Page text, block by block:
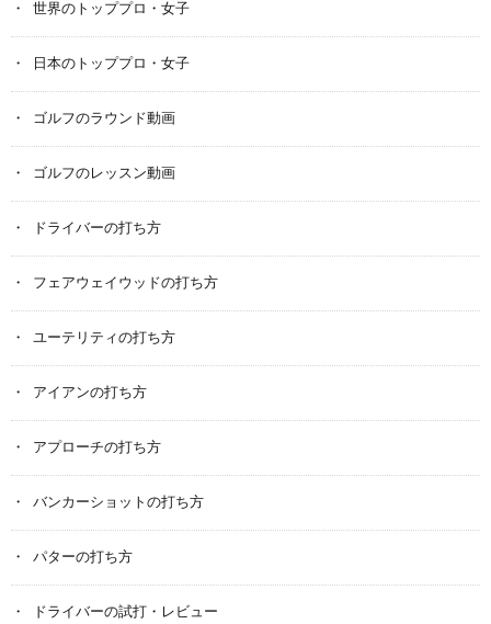
世界のトッププロ・女子
日本のトッププロ・女子
ゴルフのラウンド動画
ゴルフのレッスン動画
ドライバーの打ち方
フェアウェイウッドの打ち方
ユーテリティの打ち方
アイアンの打ち方
アプローチの打ち方
バンカーショットの打ち方
パターの打ち方
ドライバーの試打・レビュー